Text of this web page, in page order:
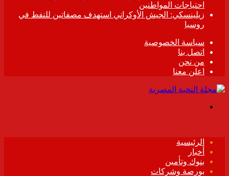
احتياجات المواطنين
زيلينسكي: الجيش الأوكراني استهدف مصفاتين للنفط في
روسيا
سياسة الخصوصية
اتصل بنا
من نحن
اعلن معنا
الرئيسية
أخبار
بنوك وتأمين
بورصة وشركات